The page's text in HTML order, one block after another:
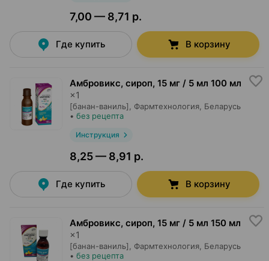
7,00 — 8,71 р.
Где купить В корзину
Амбровикс, сироп, 15 мг / 5 мл 100 мл
×1
[банан-ваниль], Фармтехнология , Беларусь
• без рецепта
Инструкция
8,25 — 8,91 р.
Где купить В корзину
Амбровикс, сироп, 15 мг / 5 мл 150 мл
×1
[банан-ваниль], Фармтехнология , Беларусь
• без рецепта